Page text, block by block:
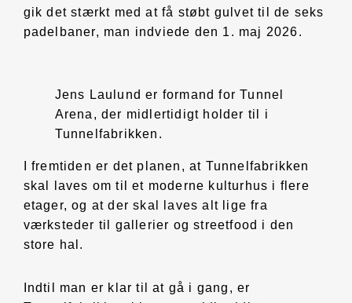
gik det stærkt med at få støbt gulvet til de seks
padelbaner, man indviede den 1. maj 2026.
Jens Laulund er formand for Tunnel
Arena, der midlertidigt holder til i
Tunnelfabrikken.
I fremtiden er det planen, at Tunnelfabrikken
skal laves om til et moderne kulturhus i flere
etager, og at der skal laves alt lige fra
værksteder til gallerier og streetfood i den
store hal.
Indtil man er klar til at gå i gang, er